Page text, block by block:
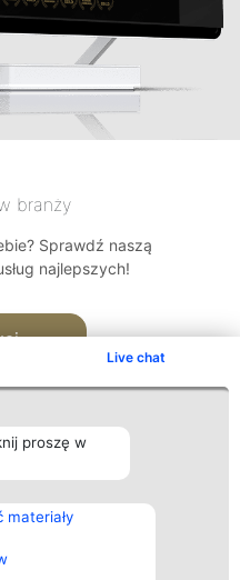
Live chat
proszę w
branży
Sprawdź naszą
najlepszych!
Kontakt
Kontakt